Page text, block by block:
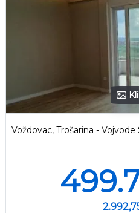
Voždovac, Trošarina -